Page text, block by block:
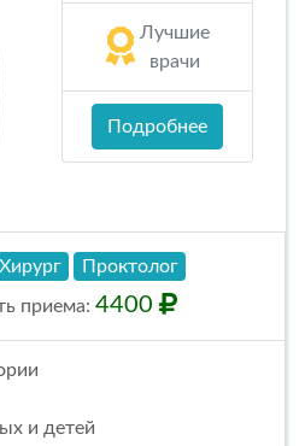
Лучшие
врачи
Подробнее
Хирург Проктолог
приема: 4400
и детей